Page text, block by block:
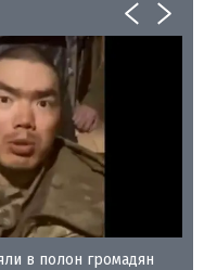
в полон громадян